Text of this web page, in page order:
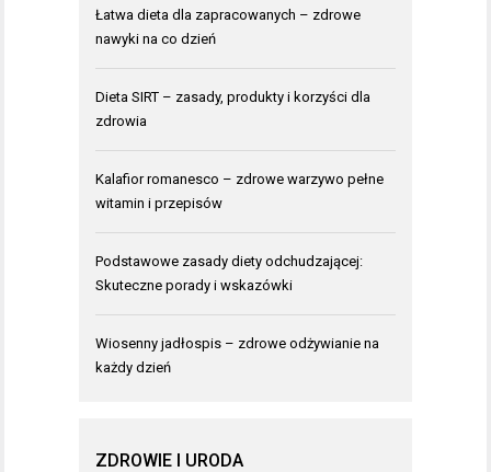
Łatwa dieta dla zapracowanych – zdrowe
nawyki na co dzień
Dieta SIRT – zasady, produkty i korzyści dla
zdrowia
Kalafior romanesco – zdrowe warzywo pełne
witamin i przepisów
Podstawowe zasady diety odchudzającej:
Skuteczne porady i wskazówki
Wiosenny jadłospis – zdrowe odżywianie na
każdy dzień
ZDROWIE I URODA